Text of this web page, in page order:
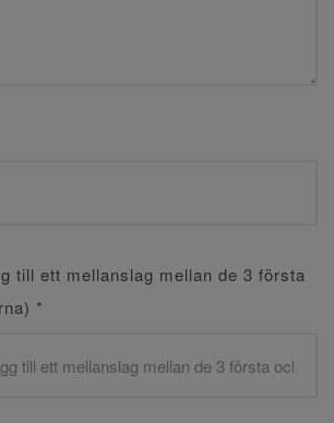
till ett mellanslag mellan de 3 första
*